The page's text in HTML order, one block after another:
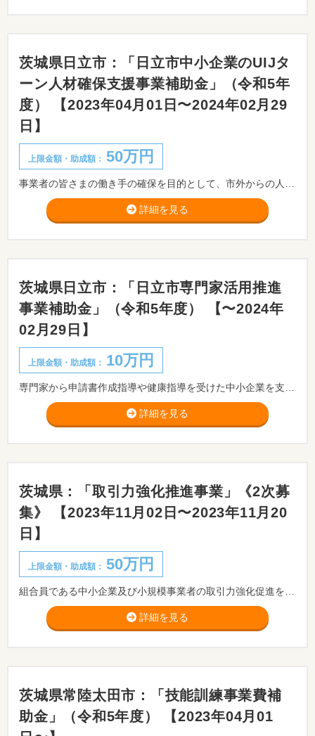
茨城県日立市：「日立市中小企業のUIJタ
ーン人材確保支援事業補助金」（令和5年
度） 【2023年04月01日〜2024年02月29
日】
上限金額・助成額： 50万円
詳細を見る
茨城県日立市：「日立市専門家活用推進
事業補助金」（令和5年度） 【〜2024年
02月29日】
上限金額・助成額： 10万円
詳細を見る
茨城県：「取引力強化推進事業」《2次募
集》 【2023年11月02日〜2023年11月20
日】
上限金額・助成額： 50万円
詳細を見る
茨城県常陸太田市：「技能訓練事業費補
助金」（令和5年度） 【2023年04月01